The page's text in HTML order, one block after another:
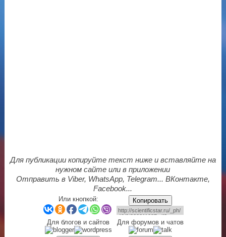
Для публикации копируйте текст ниже и вставляйте на
нужном сайте или в приложении
Отправить в Viber, WhatsApp, Telegram... ВКонтакте,
Facebook...
Или кнопкой: Копировать
Для блогов и сайтов Для форумов и чатов